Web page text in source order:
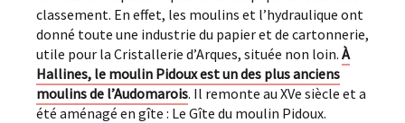
classement. En effet, les moulins et l’hydraulique ont
donné toute une industrie du papier et de cartonnerie,
utile pour la Cristallerie d’Arques, située non loin. À
Hallines, le moulin Pidoux est un des plus anciens
moulins de l’Audomarois. Il remonte au XVe siècle et a
été aménagé en gîte : Le Gîte du moulin Pidoux.